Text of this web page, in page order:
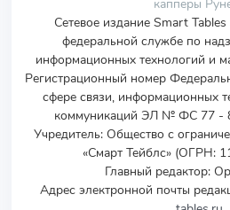
капперы
Сетевое издание Smart
федеральной службе по
информационных технологий и
Регистрационный номер
сфере связи, информационных
коммуникаций ЭЛ № ФС 77 -
Учредитель: Общество с
«Смарт Тейблс» (ОГРН:
Главный редактор:
Адрес электронной почты